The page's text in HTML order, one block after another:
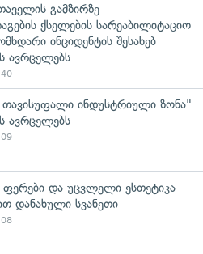
გამზირზე
ქსელების სარეაბილიტაციო
ინციდენტის შესახებ
ავრცელებს
ინდუსტრიული ზონა"
ავრცელებს
ფერები და უცვლელი ესთეტიკა —
დანახული სვანეთი